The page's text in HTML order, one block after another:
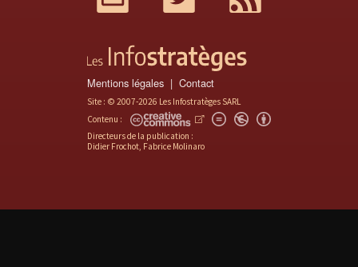
Mentions légales Contact
Site : © 2007-2026 Les Infostratèges SARL
Contenu :
Directeurs de la publication :
Didier Frochot, Fabrice Molinaro